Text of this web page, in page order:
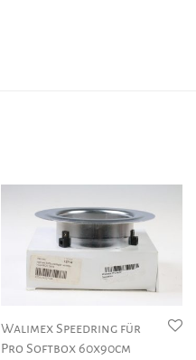
Walimex Speedring für
Pro Softbox 60x90cm